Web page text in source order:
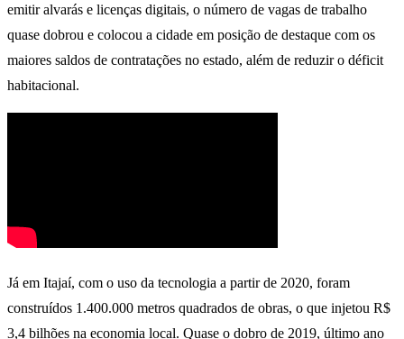
emitir alvarás e licenças digitais, o número de vagas de trabalho
quase dobrou e colocou a cidade em posição de destaque com os
maiores saldos de contratações no estado, além de reduzir o déficit
habitacional.
Já em Itajaí, com o uso da tecnologia a partir de 2020, foram
construídos 1.400.000 metros quadrados de obras, o que injetou R$
3,4 bilhões na economia local. Quase o dobro de 2019, último ano